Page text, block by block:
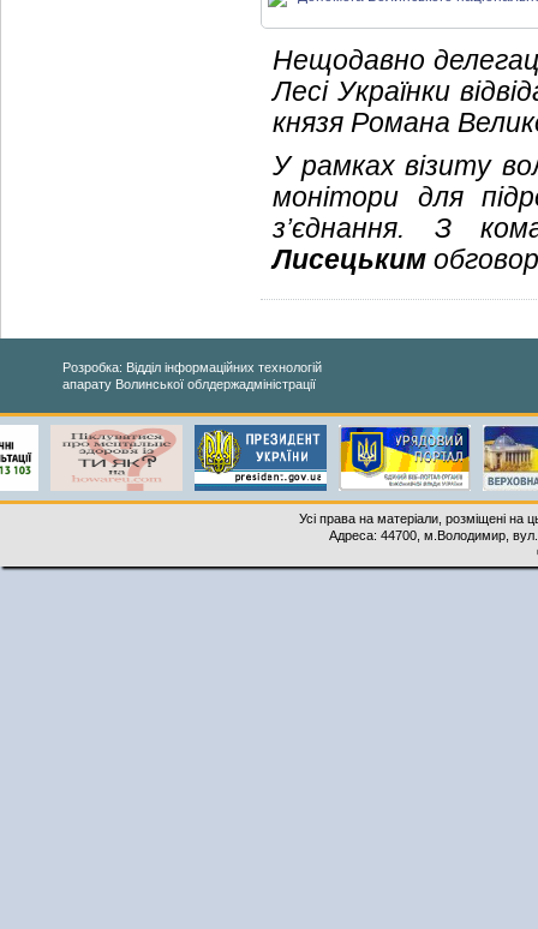
Нещодавно
Лесі Українки
князя Романа
У рамках візиту
монітори для
з’єднання. З
Лисецьким
Розробка: Відділ інформаційних технологій
апарату Волинської облдержадміністрації
Усі права на матеріали, розміщені на
Адреса: 44700, м.Володимир,